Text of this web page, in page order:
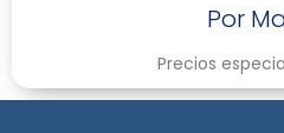
Por
Precios